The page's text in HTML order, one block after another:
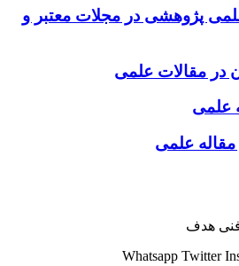
پژوهشی در مجلات معتبر و
در مقالات علمی
علمی
علمی
هدف
Whatsapp Twitter